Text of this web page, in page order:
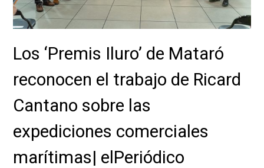
Los ‘Premis Iluro’ de Mataró
reconocen el trabajo de Ricard
Cantano sobre las
expediciones comerciales
marítimas| elPeriódico